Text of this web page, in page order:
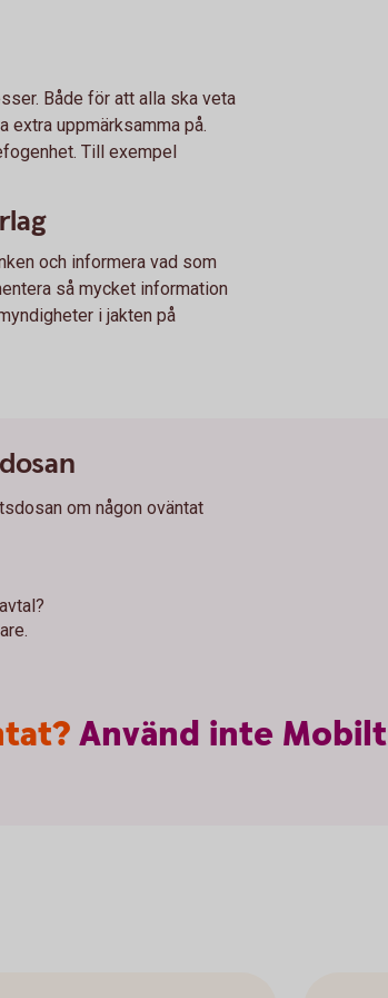
Både för att alla ska veta
extra uppmärksamma på.
Till exempel
och informera vad som
så mycket information
i jakten på
om någon oväntat
Använd inte Mobilt